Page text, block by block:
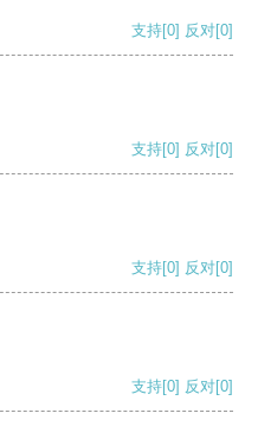
支持[0] 反对[0]
支持[0] 反对[0]
支持[0] 反对[0]
支持[0] 反对[0]